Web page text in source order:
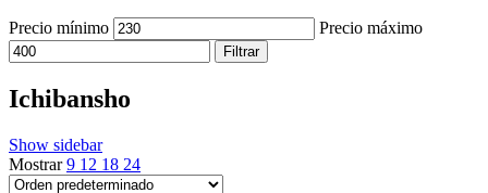
Precio mínimo Precio máximo
Filtrar
Ichibansho
Show sidebar
Mostrar9 12 18 24